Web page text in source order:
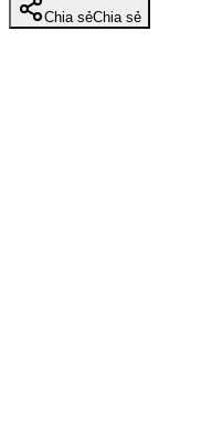
Chia sẻChia sẻ